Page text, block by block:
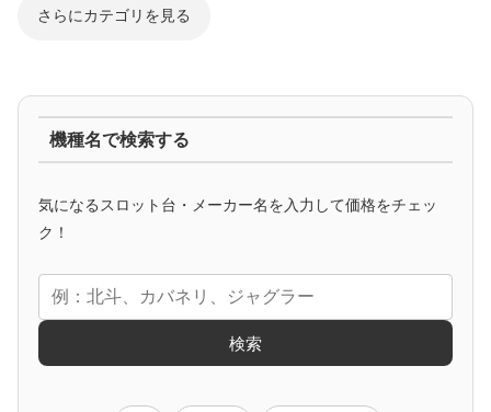
さらにカテゴリを見る
マイジャグ ファンキー アイム ゴージャグ ハッピー
アニメタイアップ
エヴァ コードギアス 化物語 炎炎ノ消防隊
機種名で検索する
気になるスロット台・メーカー名を入力して価格をチェッ
ク！
検索